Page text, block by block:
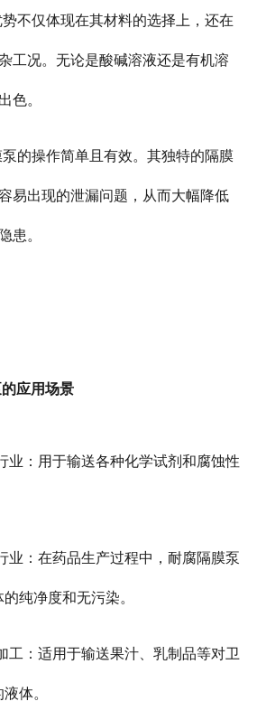
不仅体现在其材料的选择上，还在
工况。无论是酸碱溶液还是有机溶
色。
的操作简单且有效。其独特的隔膜
易出现的泄漏问题，从而大幅降低
患。
应用场景
业：用于输送各种化学试剂和腐蚀性
业：在药品生产过程中，耐腐隔膜泵
纯净度和无污染。
工：适用于输送果汁、乳制品等对卫
体。